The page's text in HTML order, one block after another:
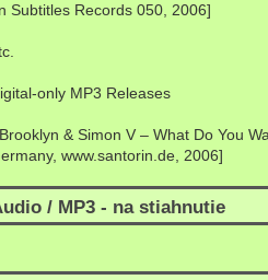
Subtitles Records 050, 2006]
only MP3 Releases
& Simon V – What Do You
www.santorin.de, 2006]
/ MP3 - na stiahnutie